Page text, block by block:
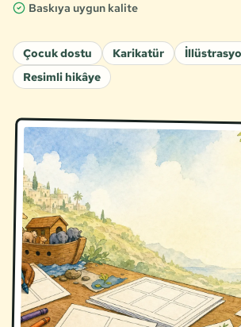
Baskıya uygun kalite
Çocuk dostu Karikatür
Resimli hikâye